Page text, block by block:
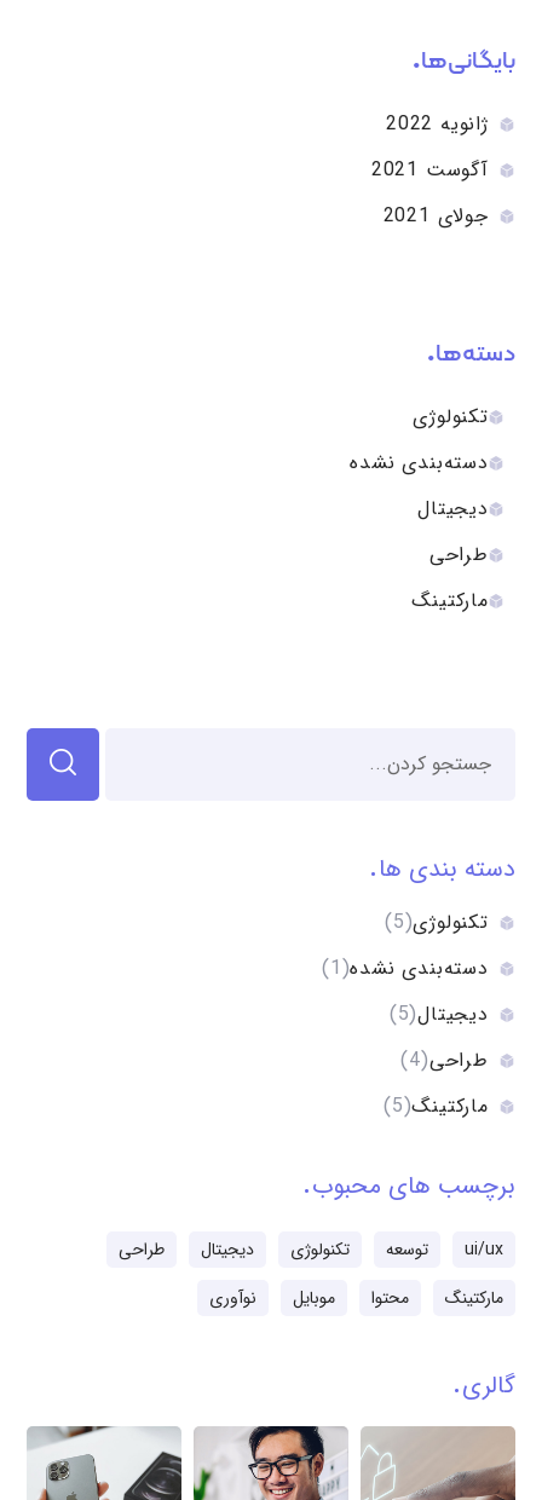
بایگانی‌ها
ژانویه 2022
آگوست 2021
جولای 2021
دسته‌ها
تکنولوژی
دسته‌بندی نشده
دیجیتال
طراحی
مارکتینگ
دسته بندی ها
تکنولوژی(5)
دسته‌بندی نشده(1)
دیجیتال(5)
طراحی(4)
مارکتینگ(5)
برچسب های محبوب
ui/ux توسعه تکنولوژی دیجیتال
طراحی
مارکتینگ
محتوا موبایل نوآوری
گالری